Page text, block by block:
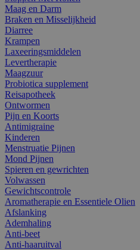
Maag en Darm
Braken en Misselijkheid
Diarree
Krampen
Laxeeringsmiddelen
Levertherapie
Maagzuur
Probiotica supplement
Reisapotheek
Ontwormen
Pijn en Koorts
Antimigraine
Kinderen
Menstruatie Pijnen
Mond Pijnen
Spieren en gewrichten
Volwassen
Gewichtscontrole
Aromatherapie en Essentiele Olien
Afslanking
Ademhaling
Anti-beet
Anti-haaruitval